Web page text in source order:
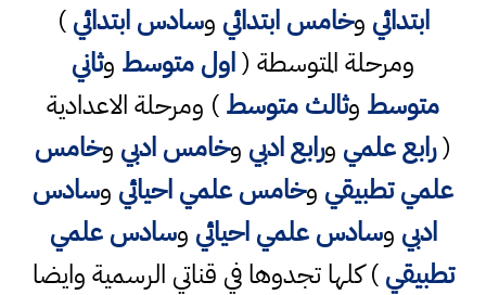
ابتدائي وخامس ابتدائي وسادس ابتدائي)
ومرحلة المتوسطة (اول متوسط وثاني
متوسط وثالث متوسط) ومرحلة الاعدادية
(رابع علمي ورابع ادبي وخامس ادبي وخامس
علمي تطبيقي وخامس علمي احيائي وسادس
ادبي وسادس علمي احيائي وسادس علمي
تطبيقي) كلها تجدوها في قناتي الرسمية وايضا